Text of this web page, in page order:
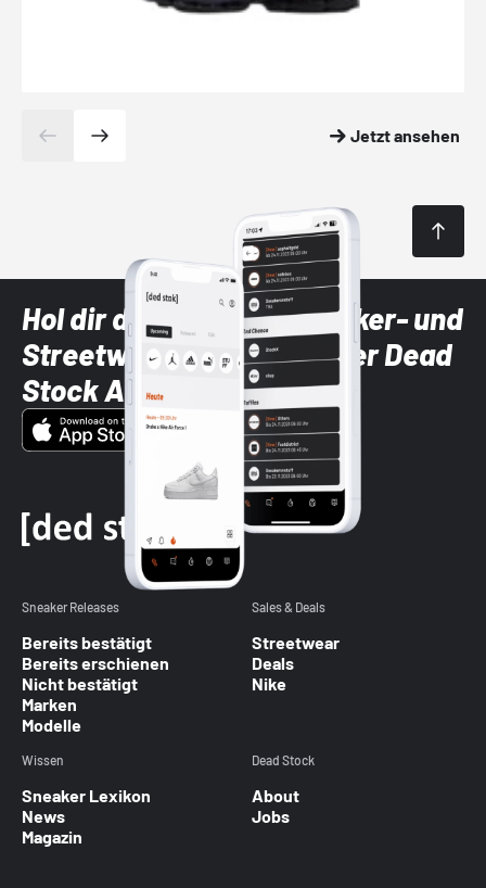
Jetzt ansehen
Hol dir die neuesten Sneaker- und
Streetwear-Brands mit der Dead
Stock App
Sneaker Releases
Bereits bestätigt
Bereits erschienen
Nicht bestätigt
Marken
Modelle
Sales & Deals
Streetwear
Deals
Nike
Wissen
Sneaker Lexikon
News
Magazin
Dead Stock
About
Jobs